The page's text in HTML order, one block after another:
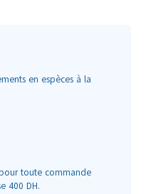
en espèces à la
toute commande
400 DH.